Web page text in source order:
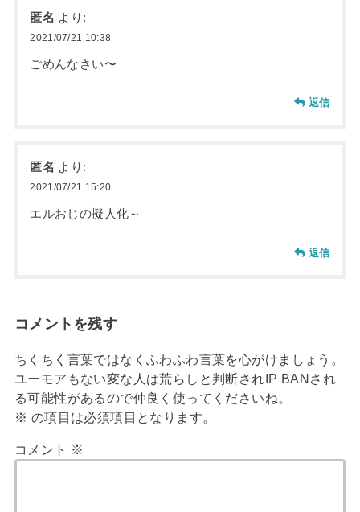
匿名 より:
2021/07/21 10:38
ごめんなさい〜
返信
匿名 より:
2021/07/21 15:20
エルおじの擬人化～
返信
コメントを残す
ちくちく言葉ではなくふわふわ言葉を心がけましょう。
ユーモアもない変な人は荒らしと判断されIP BANされ
る可能性があるので仲良く使ってくださいね。
※ の項目は必須項目となります。
コメント ※